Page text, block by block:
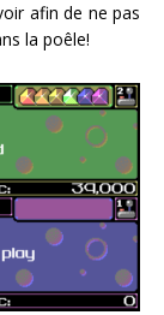
afin de ne pas
la poêle!